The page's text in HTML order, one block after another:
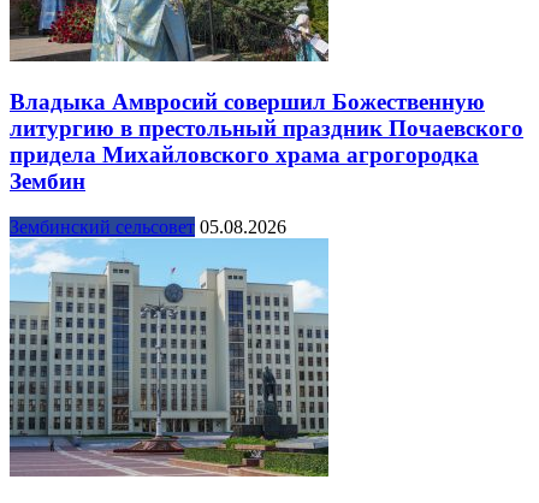
Владыка Амвросий совершил Божественную
литургию в престольный праздник Почаевского
придела Михайловского храма агрогородка
Зембин
Зембинский сельсовет 05.08.2026